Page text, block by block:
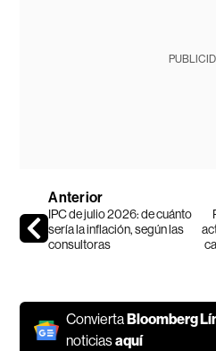
Anterior
IPC de julio 2026: de cuánto
sería la inflación, según las
consultoras
ConviertaBloomberg
noticiasaquí